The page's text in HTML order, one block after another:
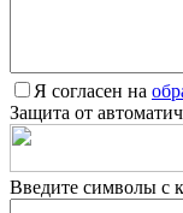
Я согласен на
Защита от
Введите символы с